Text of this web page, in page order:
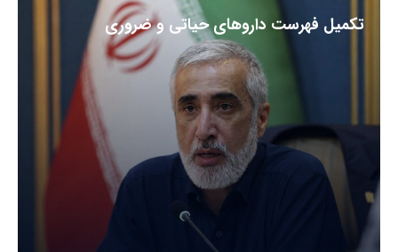
تکمیل فهرست داروهای حیاتی و ضروری